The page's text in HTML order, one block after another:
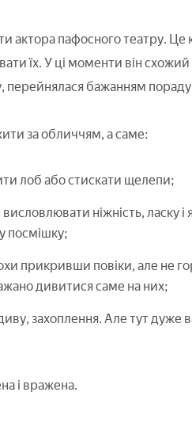
пафосного театру. Це
їх. У ці моменти він
перейнялася бажанням
за обличчям, а саме:
лоб або стискати щелепи;
ніжність, ласку і
посмішку;
прикривши повіки, але не
дивитися саме на них;
захоплення. Але тут
і вражена.